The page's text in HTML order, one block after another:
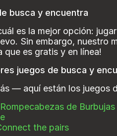
busca y encuentra
es la mejor opción:
Sin embargo, nuestro
que es gratis y en línea!
juegos de busca y
— aquí están los juegos
de Burbujas
the pairs